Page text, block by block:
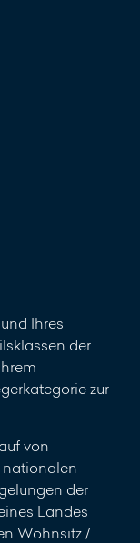
Ihres
der
zur
von
nationalen
der
Landes
Wohnsitz /